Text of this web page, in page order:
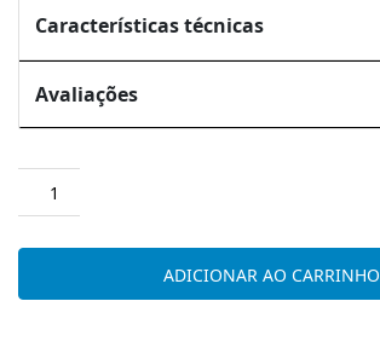
Características técnicas
Avaliações
ADICIONAR AO CARRINHO